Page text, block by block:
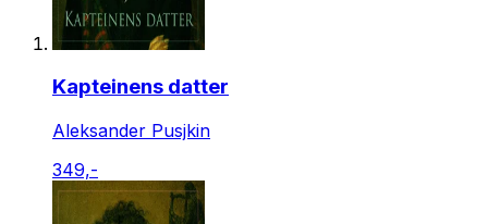
Kapteinens datter
Aleksander Pusjkin
349,-